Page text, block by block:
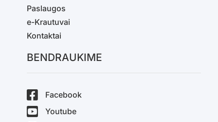
Paslaugos
e-Krautuvai
Kontaktai
BENDRAUKIME
Facebook
Youtube